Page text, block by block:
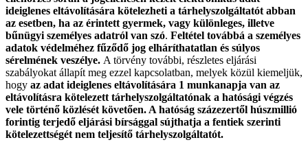
ideiglenes eltávolítására kötelezheti a tárhelyszolgáltatót abban
az esetben, ha az érintett gyermek, vagy különleges, illetve
bűnügyi személyes adatról van szó. Feltétel továbbá a személyes
adatok védelméhez fűződő jog elháríthatatlan és súlyos
sérelmének veszélye. A törvény további, részletes eljárási
szabályokat állapít meg ezzel kapcsolatban, melyek közül kiemeljük,
hogy az adat ideiglenes eltávolítására 1 munkanapja van az
eltávolításra kötelezett tárhelyszolgáltatónak a hatósági végzés
vele történő közlését követően. A hatóság százezertől húszmillió
forintig terjedő eljárási bírsággal sújthatja a fentiek szerinti
kötelezettségét nem teljesítő tárhelyszolgáltatót.